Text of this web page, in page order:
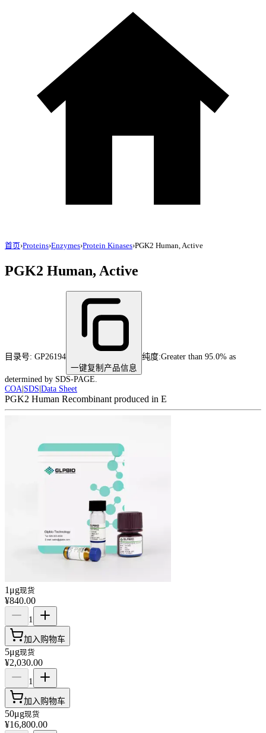
首页›Proteins›Enzymes›Protein Kinases›PGK2 Human, Active
PGK2 Human, Active
目录号: GP26194
一键复制产品信息
纯度:Greater than 95.0% as
determined by SDS-PAGE.
COA SDS Data Sheet
PGK2 Human Recombinant produced in E
1μg现货
¥840.00
1
加入购物车
5μg现货
¥2,030.00
1
加入购物车
50μg现货
¥16,800.00